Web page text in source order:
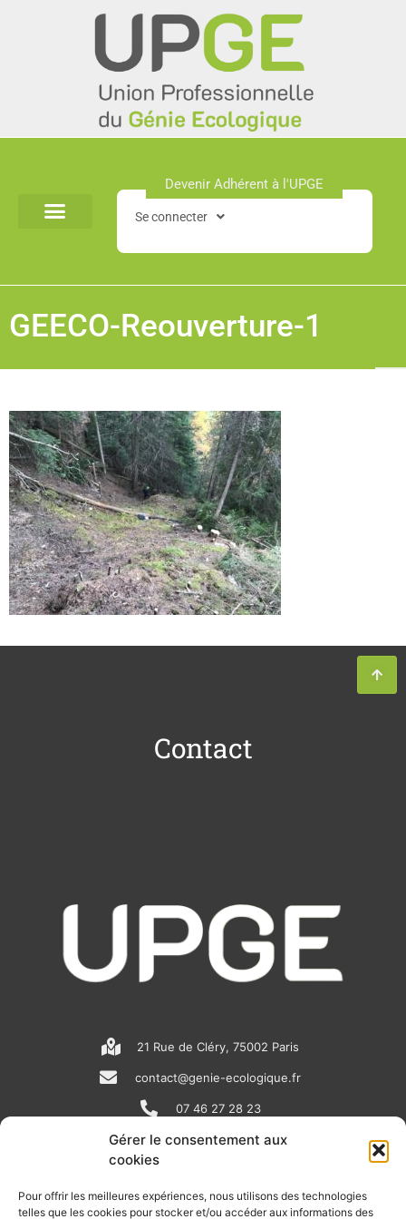
Gérer le consentement aux
cookies
Pour offrir les meilleures expériences, nous utilisons des technologies
telles que les cookies pour stocker et/ou accéder aux informations des
Devenir Adhérent à l'UPGE​
Se connecter
GEECO-Reouverture-1
Contact
21 Rue de Cléry, 75002 Paris
contact@genie-ecologique.fr
07 46 27 28 23
N
e
i
o